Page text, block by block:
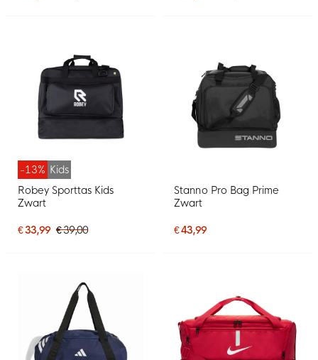
-13% Kids
Robey Sporttas Kids
Zwart
€ 33,99 € 39,00
Stanno Pro Bag Prime
Zwart
€ 43,99